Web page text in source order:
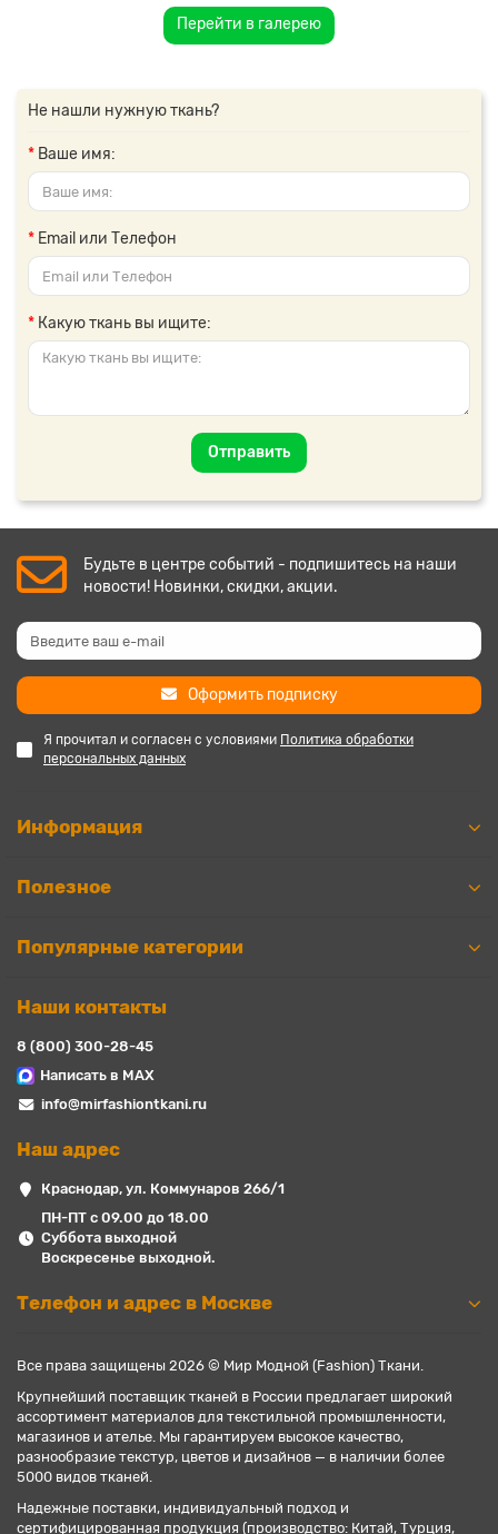
Перейти в галерею
Не нашли нужную ткань?
Ваше имя:
Email или Телефон
Какую ткань вы ищите:
Отправить
Будьте в центре событий - подпишитесь на наши
новости! Новинки, скидки, акции.
Оформить подписку
Я прочитал и согласен с условиями Политика обработки
персональных данных
Информация
Полезное
Популярные категории
Наши контакты
8 (800) 300-28-45
Написать в MAX
info@mirfashiontkani.ru
Наш адрес
Краснодар, ул. Коммунаров 266/1
ПН-ПТ с 09.00 до 18.00
Суббота выходной
Воскресенье выходной.
Телефон и адрес в Москве
Все права защищены 2026 © Мир Модной (Fashion) Ткани.
Крупнейший поставщик тканей в России предлагает широкий
ассортимент материалов для текстильной промышленности,
магазинов и ателье. Мы гарантируем высокое качество,
разнообразие текстур, цветов и дизайнов — в наличии более
5000 видов тканей.
Надежные поставки, индивидуальный подход и
сертифицированная продукция (производство: Китай, Турция,